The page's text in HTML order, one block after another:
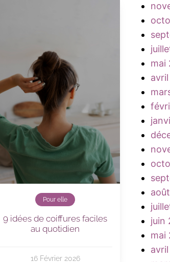
Pour elle
9 idées de coiffures faciles
au quotidien
16 Février 2026
mai
juin
mai